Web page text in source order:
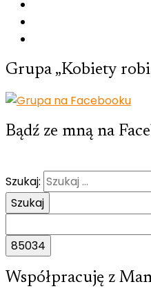
Grupa „Kobiety
Bądź ze mną na
Szukaj:
Współpracuję z